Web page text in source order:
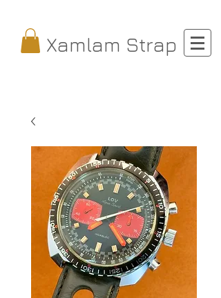
Xamlam Strap